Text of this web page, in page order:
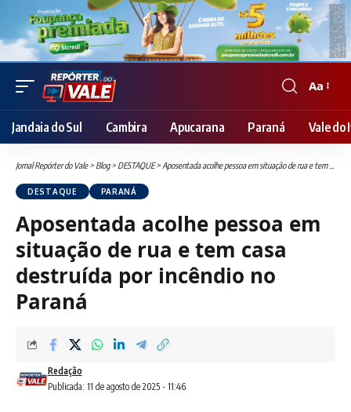
Font
Resizer
Aa
Jandaia do Sul Cambira Apucarana Paraná Vale do
Jornal Repórter do Vale> Blog> DESTAQUE>Aposentada acolhe pessoa em situação de rua e tem casa destruída por incêndio no Paraná
DESTAQUE PARANÁ
Aposentada acolhe pessoa em
situação de rua e tem casa
destruída por incêndio no
Paraná
Publicada: 11 de agosto de 2025 - 11:46
Redação